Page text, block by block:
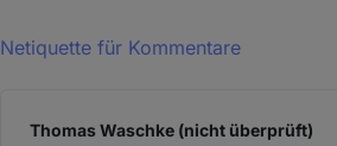
Netiquette für Kommentare
Thomas Waschke (nicht überprüft)